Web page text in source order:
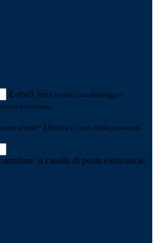
E-mail Verrà inviato un messaggio
necessarie.
utente? Effettua il reset della password
la casella di posta elettronica!